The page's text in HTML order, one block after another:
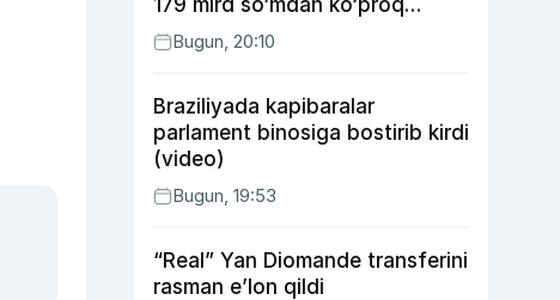
179 mlrd so‘mdan ko‘proq
ijtimoiy keshbek to‘lab berildi
Bugun, 20:10
Braziliyada kapibaralar
parlament binosiga bostirib kirdi
(video)
Bugun, 19:53
“Real” Yan Diomande transferini
rasman e’lon qildi